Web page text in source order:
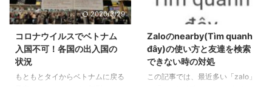
ャッシュ2.0」は、台湾のセブン
イレブンを運営する統一超商(ト
ネーカードです。日本のセブンイ
レブンが発行する「nanaco」と
同じように考えるとわかりやすい
でしょう。ただし、「Iキャッシ
2020/3/29
コロナウイルスでベトナム
入国不可！各国の出入国の
状況
もともとタイからベトナムに戻る
Zaloのnearby(Tìm quanh
đây)の使い方と友達を検索
できない時の対処
この記事では、最近多い「zalo」